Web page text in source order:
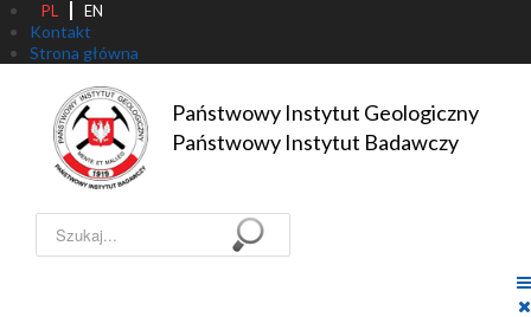
PL EN
Kontakt
Strona główna
Państwowy Instytut Geologiczny
Państwowy Instytut Badawczy
Szukaj...